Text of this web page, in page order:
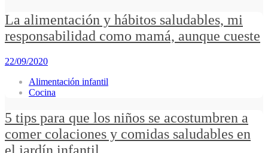
La alimentación y hábitos saludables, mi
responsabilidad como mamá, aunque cueste
22/09/2020
Alimentación infantil
Cocina
5 tips para que los niños se acostumbren a
comer colaciones y comidas saludables en
el jardín infantil